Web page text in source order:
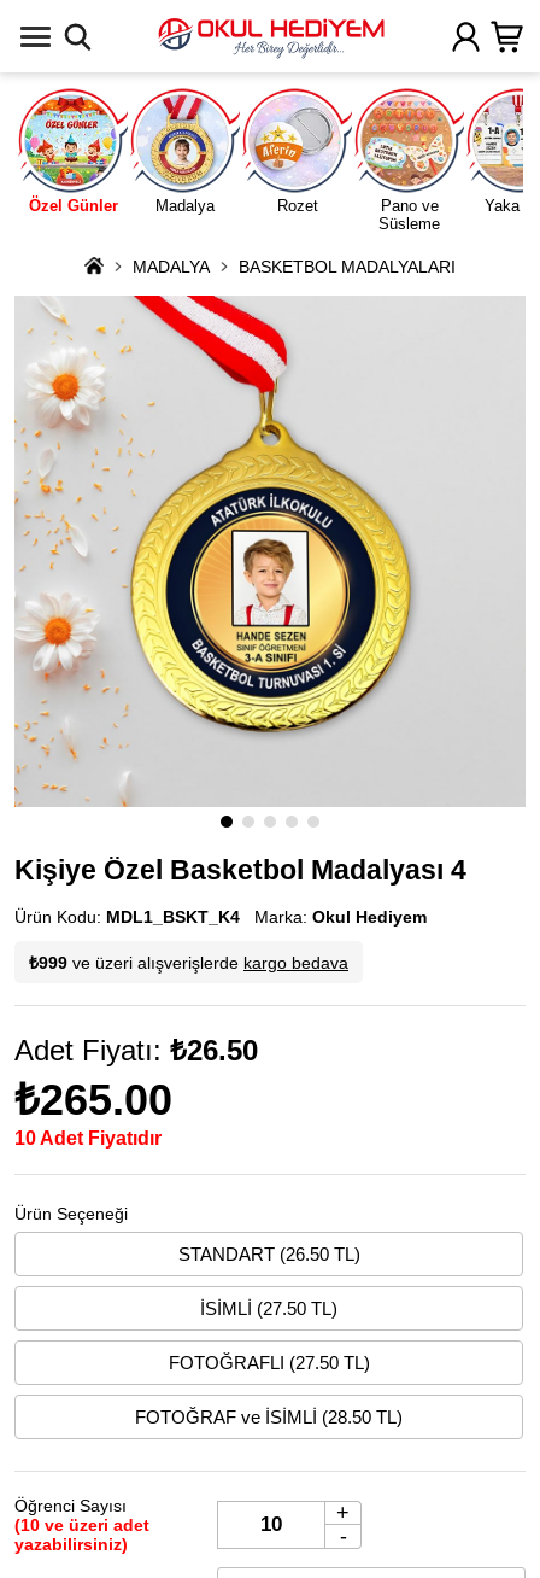
Özel Günler Madalya Rozet
Pano ve
Süsleme
Yaka
MADALYA BASKETBOL MADALYALARI
Kişiye Özel Basketbol Madalyası 4
Ürün Kodu: MDL1_BSKT_K4 Marka: Okul Hediyem
₺999 ve üzeri alışverişlerde kargo bedava
Adet Fiyatı: ₺26.50
₺265.00
10 Adet Fiyatıdır
Ürün Seçeneği
STANDART (26.50 TL)
İSİMLİ (27.50 TL)
FOTOĞRAFLI (27.50 TL)
FOTOĞRAF ve İSİMLİ (28.50 TL)
Öğrenci Sayısı
(10 ve üzeri adet
yazabilirsiniz)
+
-
Uygulamada Aç